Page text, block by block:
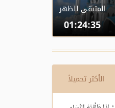
المتبقي للظهر
01:24:35
الأكثر تحميلاً